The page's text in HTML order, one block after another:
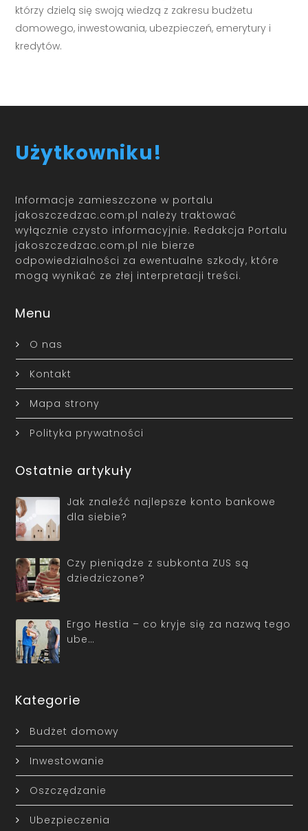
którzy dzielą się swoją wiedzą z zakresu budżetu
domowego, inwestowania, ubezpieczeń, emerytury i
kredytów.
Użytkowniku!
Informacje zamieszczone w portalu
jakoszczedzac.com.pl należy traktować
wyłącznie czysto informacyjnie. Redakcja Portalu
jakoszczedzac.com.pl nie bierze
odpowiedzialności za ewentualne szkody, które
mogą wynikać ze złej interpretacji treści.
Menu
O nas
Kontakt
Mapa strony
Polityka prywatności
Ostatnie artykuły
Jak znaleźć najlepsze konto bankowe
dla siebie?
Czy pieniądze z subkonta ZUS są
dziedziczone?
Ergo Hestia – co kryje się za nazwą tego
ube…
Kategorie
Budżet domowy
Inwestowanie
Oszczędzanie
Ubezpieczenia